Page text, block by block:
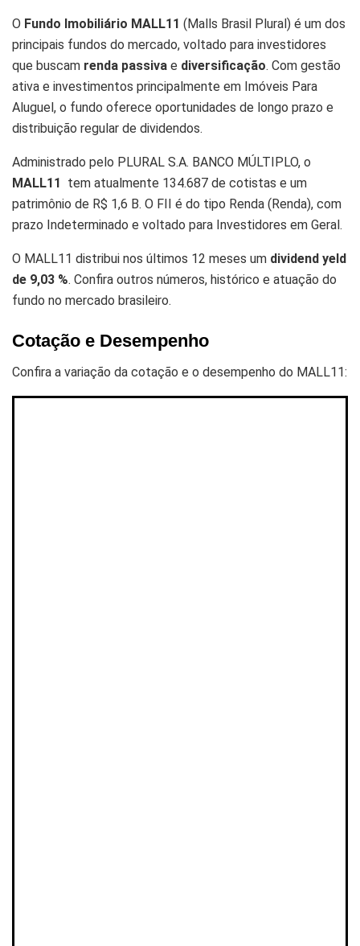
O Fundo Imobiliário MALL11 (Malls Brasil Plural) é um dos
principais fundos do mercado, voltado para investidores
que buscam renda passiva e diversificação. Com gestão
ativa e investimentos principalmente em Imóveis Para
Aluguel, o fundo oferece oportunidades de longo prazo e
distribuição regular de dividendos.
Administrado pelo PLURAL S.A. BANCO MÚLTIPLO, o
MALL11
tem atualmente 134.687 de cotistas e um
patrimônio de R$ 1,6 B. O FII é do tipo Renda (Renda), com
prazo Indeterminado e voltado para Investidores em Geral.
O MALL11 distribui nos últimos 12 meses um dividend yeld
de 9,03 %. Confira outros números, histórico e atuação do
fundo no mercado brasileiro.
Cotação e Desempenho
Confira a variação da cotação e o desempenho do MALL11: